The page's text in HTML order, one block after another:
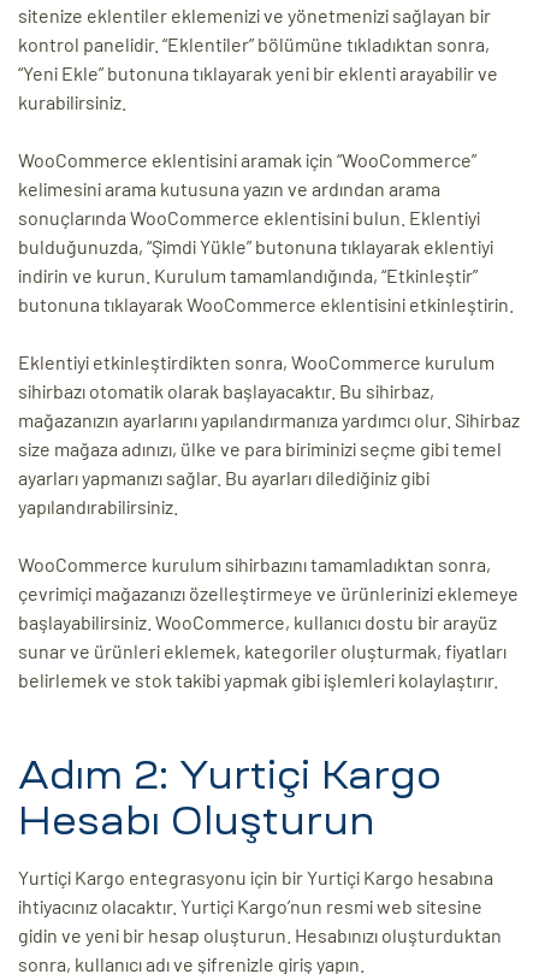
sitenize eklentiler eklemenizi ve yönetmenizi sağlayan bir
kontrol panelidir. “Eklentiler” bölümüne tıkladıktan sonra,
“Yeni Ekle” butonuna tıklayarak yeni bir eklenti arayabilir ve
kurabilirsiniz.
WooCommerce eklentisini aramak için “WooCommerce”
kelimesini arama kutusuna yazın ve ardından arama
sonuçlarında WooCommerce eklentisini bulun. Eklentiyi
bulduğunuzda, “Şimdi Yükle” butonuna tıklayarak eklentiyi
indirin ve kurun. Kurulum tamamlandığında, “Etkinleştir”
butonuna tıklayarak WooCommerce eklentisini etkinleştirin.
Eklentiyi etkinleştirdikten sonra, WooCommerce kurulum
sihirbazı otomatik olarak başlayacaktır. Bu sihirbaz,
mağazanızın ayarlarını yapılandırmanıza yardımcı olur. Sihirbaz
size mağaza adınızı, ülke ve para biriminizi seçme gibi temel
ayarları yapmanızı sağlar. Bu ayarları dilediğiniz gibi
yapılandırabilirsiniz.
WooCommerce kurulum sihirbazını tamamladıktan sonra,
çevrimiçi mağazanızı özelleştirmeye ve ürünlerinizi eklemeye
başlayabilirsiniz. WooCommerce, kullanıcı dostu bir arayüz
sunar ve ürünleri eklemek, kategoriler oluşturmak, fiyatları
belirlemek ve stok takibi yapmak gibi işlemleri kolaylaştırır.
Adım 2: Yurtiçi Kargo
Hesabı Oluşturun
Yurtiçi Kargo entegrasyonu için bir Yurtiçi Kargo hesabına
ihtiyacınız olacaktır. Yurtiçi Kargo’nun resmi web sitesine
gidin ve yeni bir hesap oluşturun. Hesabınızı oluşturduktan
sonra, kullanıcı adı ve şifrenizle giriş yapın.